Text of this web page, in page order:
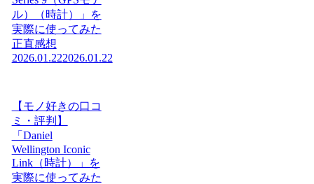
ル）（時計）」を
実際に使ってみた
正直感想
2026.01.222026.01.22
【モノ好きの口コ
ミ・評判】
「Daniel
Wellington Iconic
Link（時計）」を
実際に使ってみた